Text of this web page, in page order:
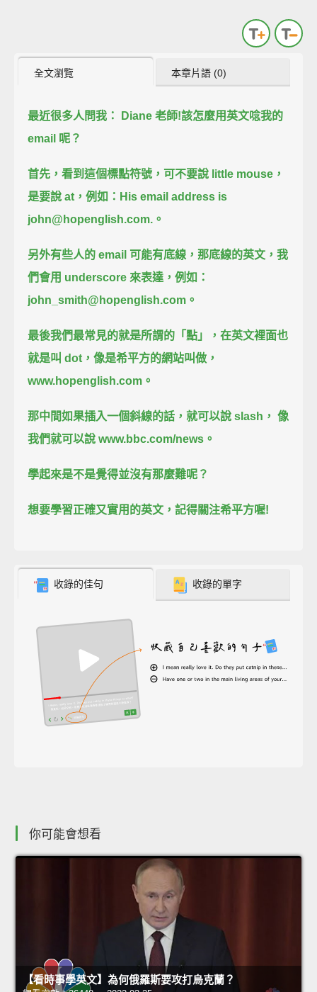
全文瀏覽 本章片語 (0)
最近很多人問我： Diane 老師!該怎麼用英文唸我的
email 呢？
首先，看到這個標點符號， 可不要說 little mouse，
是要說 at，例如： His email address is
john@hopenglish.com.。
另外有些人的 email 可能有底線， 那底線的英文，我
們會用 underscore 來表達，例如：
john_smith@hopenglish.com。
最後我們最常見的就是所謂的「點」，在英文裡面也
就是叫 dot，像是希平方的網站叫做，
www.hopenglish.com。
那中間如果插入一個斜線的話，就可以說 slash， 像
我們就可以說 www.bbc.com/news。
學起來是不是覺得並沒有那麼難呢？
想要學習正確又實用的英文，記得關注希平方喔!
收錄的佳句 收錄的單字
你可能會想看
【看時事學英文】為何俄羅斯要攻打烏克蘭？